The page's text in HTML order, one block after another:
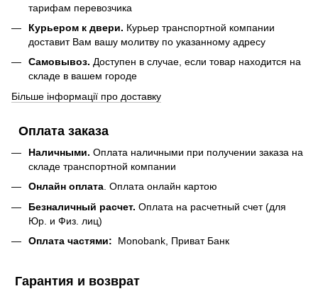
тарифам перевозчика
Курьером к двери. Курьер транспортной компании
доставит Вам вашу молитву по указанному адресу
Самовывоз. Доступен в случае, если товар находится на
складе в вашем городе
Більше інформації про доставку
Оплата заказа
Наличными. Оплата наличными при получении заказа на
складе транспортной компании
Онлайн оплата . Оплата онлайн картою
Безналичный расчет. Оплата на расчетный счет (для
Юр. и Физ. лиц)
Оплата частями: Monobank, Приват Банк
Гарантия и возврат